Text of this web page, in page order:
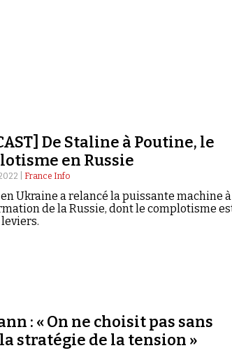
De Staline à Poutine, le
en Russie
| France Info
Ukraine a relancé la puissante machine à
de la Russie, dont le complotisme
: « On ne choisit pas sans
stratégie de la tension »